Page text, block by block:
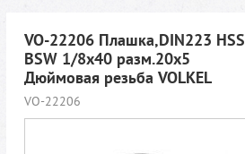
VO-22206 Плашка,DIN223 HSS
BSW 1/8x40 разм.20х5
Дюймовая резьба VOLKEL
VO-22206